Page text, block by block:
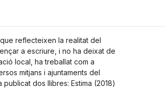
reflecteixen la realitat del
a escriure, i no ha deixat de
local, ha treballat com a
mitjans i ajuntaments del
publicat dos llibres: Estima (2018)